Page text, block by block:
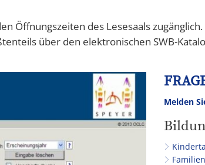
Öffnungszeiten des Lesesaals
über den elektronischen SWB-
Melden